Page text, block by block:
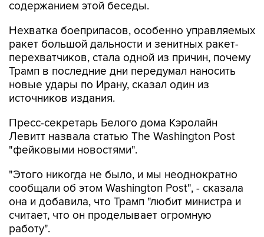
содержанием этой беседы.
Нехватка боеприпасов, особенно управляемых
ракет большой дальности и зенитных ракет-
перехватчиков, стала одной из причин, почему
Трамп в последние дни передумал наносить
новые удары по Ирану, сказал один из
источников издания.
Пресс-секретарь Белого дома Кэролайн
Левитт назвала статью The Washington Post
"фейковыми новостями".
"Этого никогда не было, и мы неоднократно
сообщали об этом Washington Post", - сказала
она и добавила, что Трамп "любит министра и
считает, что он проделывает огромную
работу".